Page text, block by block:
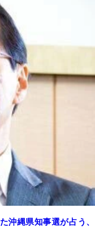
沖縄県知事選が占う、